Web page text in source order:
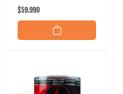
Precio
habitual
$59.990